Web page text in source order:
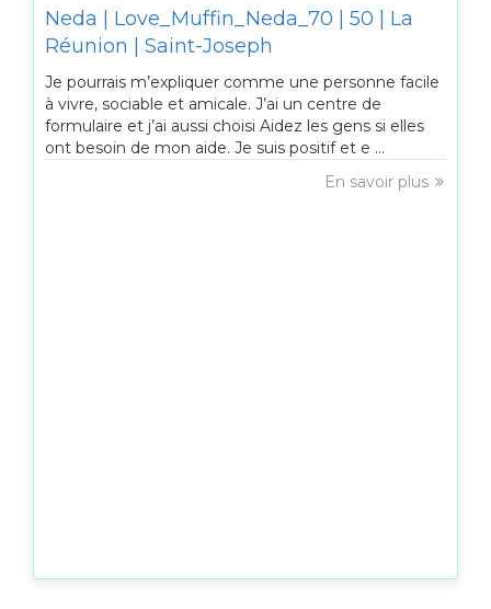
Neda | Love_Muffin_Neda_70 | 50 | La
Réunion | Saint-Joseph
Je pourrais m’expliquer comme une personne facile
à vivre, sociable et amicale. J’ai un centre de
formulaire et j’ai aussi choisi Aidez les gens si elles
ont besoin de mon aide. Je suis positif et e ...
En savoir plus